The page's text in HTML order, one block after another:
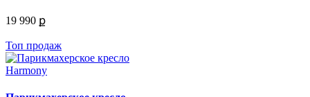
19 990 ք
Топ продаж